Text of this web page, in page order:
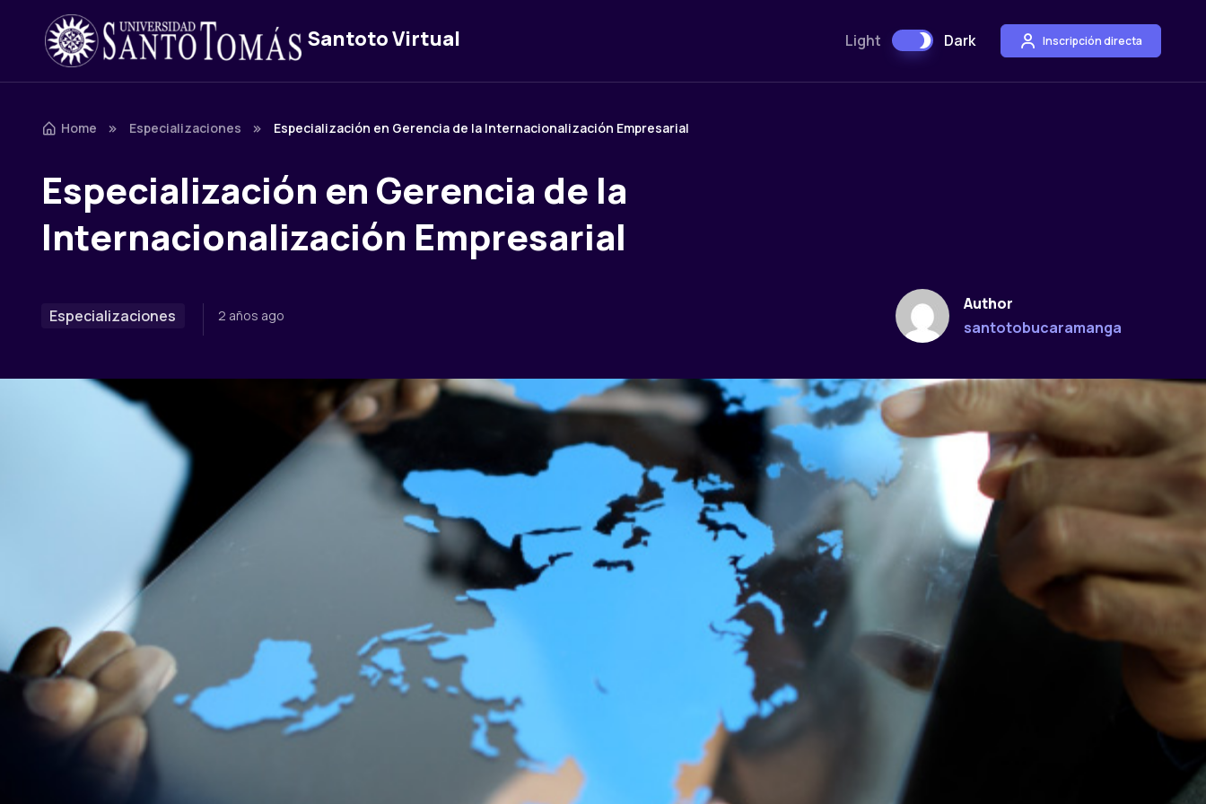
Skip to navigation
Skip to content Santoto Virtual Light Dark Inscripción directa
Home Especializaciones Especialización en Gerencia de la Internacionalización Empresarial
Especialización en Gerencia de la
Internacionalización Empresarial
Especializaciones 2 años ago
Author
santotobucaramanga